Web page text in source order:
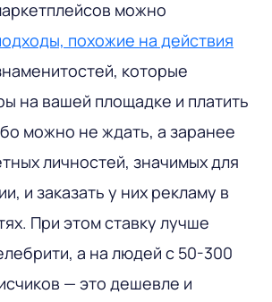
можно
похожие на действия
которые
на вашей площадке и платить
можно не ждать, а заранее
личностей, значимых для
и заказать у них рекламу в
При этом ставку лучше
а на людей с 50-300
— это дешевле и